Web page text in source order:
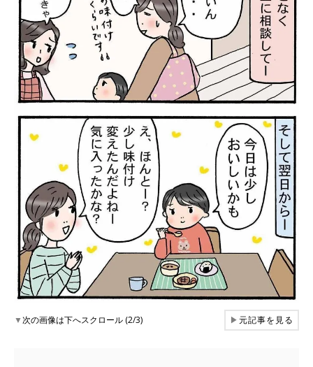
▼次の画像は下へスクロール (2/3) ▶元記事を見る